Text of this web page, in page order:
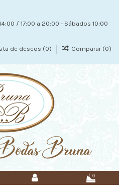
/ 17:00 a 20:00 - Sábados 10:00
de deseos (0) Comparar (0)
0